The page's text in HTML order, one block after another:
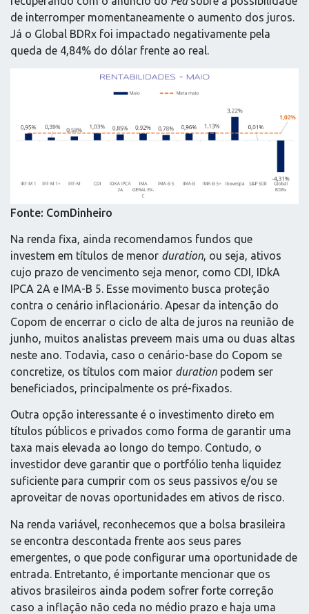
de interromper momentaneamente o aumento dos juros.
Já o Global BDRx foi impactado negativamente pela
queda de 4,84% do dólar frente ao real.
Fonte: ComDinheiro
Na renda fixa, ainda recomendamos fundos que
investem em títulos de menor duration, ou seja, ativos
cujo prazo de vencimento seja menor, como CDI, IDkA
IPCA 2A e IMA-B 5. Esse movimento busca proteção
contra o cenário inflacionário. Apesar da intenção do
Copom de encerrar o ciclo de alta de juros na reunião de
junho, muitos analistas preveem mais uma ou duas altas
neste ano. Todavia, caso o cenário-base do Copom se
concretize, os títulos com maior duration podem ser
beneficiados, principalmente os pré-fixados.
Outra opção interessante é o investimento direto em
títulos públicos e privados como forma de garantir uma
taxa mais elevada ao longo do tempo. Contudo, o
investidor deve garantir que o portfólio tenha liquidez
suficiente para cumprir com os seus passivos e/ou se
aproveitar de novas oportunidades em ativos de risco.
Na renda variável, reconhecemos que a bolsa brasileira
se encontra descontada frente aos seus pares
emergentes, o que pode configurar uma oportunidade de
entrada. Entretanto, é importante mencionar que os
ativos brasileiros ainda podem sofrer forte correção
caso a inflação não ceda no médio prazo e haja uma